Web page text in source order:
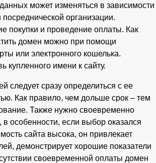
может изменяться в зависимости
посреднической организации.
покупки и проведение оплаты. Как
домен можно при помощи
или электронного кошелька.
купленного имени к сайту.
следует сразу определиться с ее
Как правило, чем дольше срок – тем
Также нужно своевременно
особенности, если выбор оказался
сайта высока, он привлекает
демонстрирует хорошие показатели
своевременной оплаты домен